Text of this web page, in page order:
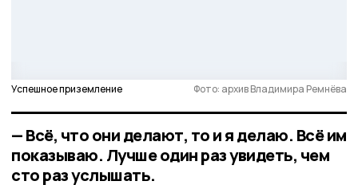
Успешное приземление Фото: архив Владимира Ремнёва
— Всё, что они делают, то и я делаю. Всё им
показываю. Лучше один раз увидеть, чем
сто раз услышать.